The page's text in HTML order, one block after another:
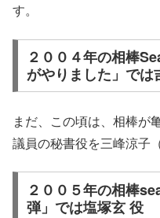
す。
２００４年の相棒
がやりました」では
まだ、この頃は、相棒が
議員の秘書役を三峰涼子
２００５年の相棒
弾」では塩塚玄 役